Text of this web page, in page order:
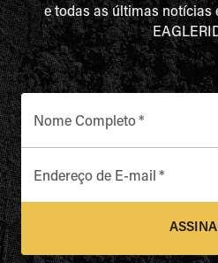
e todas as últimas notícias
Nome Completo*
Endereço de E-mail *